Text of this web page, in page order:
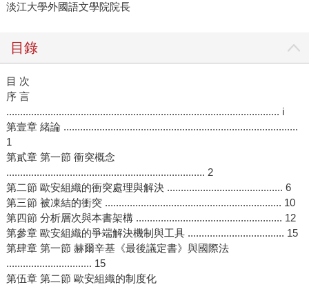
淡江大學外國語文學院院長
目錄
目 次
序 言
................................................................................................... i
第壹章 緒論 .....................................................................................
1
第貳章 第一節 衝突概念
........................................................................ 2
第二節 歐安組織的衝突處理與解決 .......................................... 6
第三節 被凍結的衝突 ................................................................ 10
第四節 分析層次與本書架構 ..................................................... 12
第參章 歐安組織的爭端解決機制與工具 ................................... 15
第肆章 第一節 赫爾辛基《最後議定書》與國際法
............................... 15
第伍章 第二節 歐安組織的制度化